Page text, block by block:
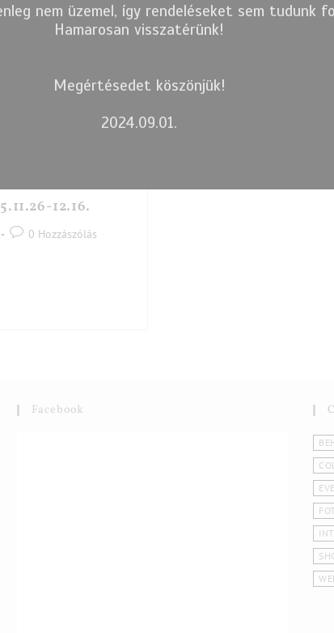
12.16.
0 Hozzászólás
Facebook
nem üzemel, így rendeléseket sem tudunk
Hamarosan visszatérünk!
Megértésedet köszönjük!
2024.09.01.